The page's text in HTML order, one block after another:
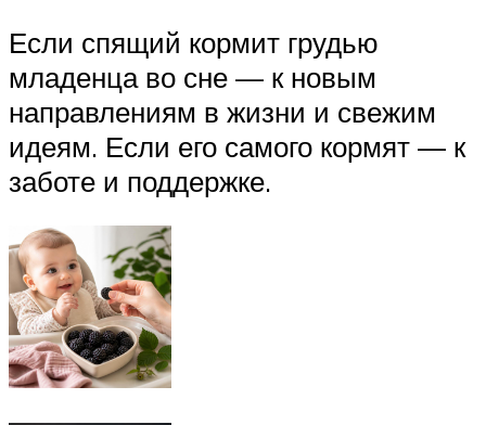
Если спящий кормит грудью
младенца во сне — к новым
направлениям в жизни и свежим
идеям. Если его самого кормят — к
заботе и поддержке.